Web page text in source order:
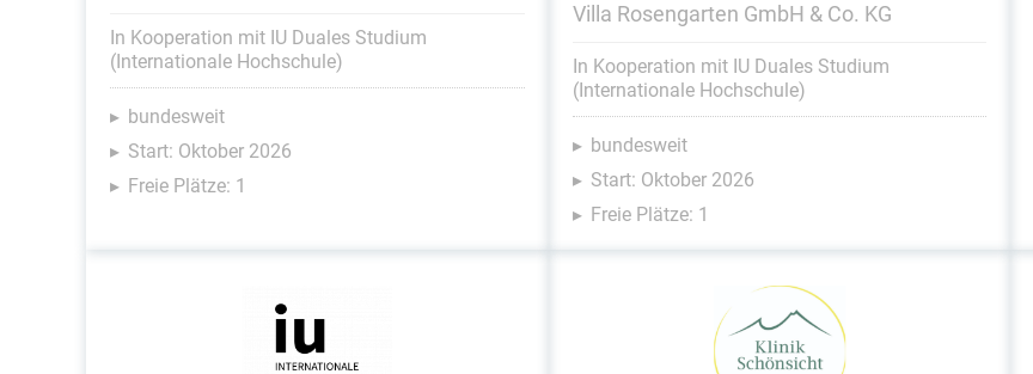
In Kooperation mit IU Duales Studium
(Internationale Hochschule)
bundesweit
Start: Oktober 2026
Freie Plätze: 1
Villa Rosengarten GmbH & Co. KG
In Kooperation mit IU Duales Studium
(Internationale Hochschule)
bundesweit
Start: Oktober 2026
Freie Plätze: 1